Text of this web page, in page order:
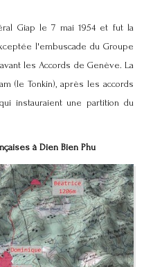
Giap le 7 mai 1954 et fut la
l'embuscade du Groupe
les Accords de Genève. La
(le Tonkin), après les accords
instauraient une partition du
à Dien Bien Phu